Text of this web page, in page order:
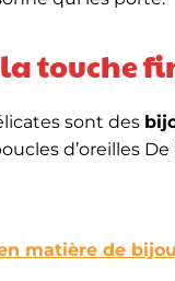
la touche
sont des
d’oreilles
matière de